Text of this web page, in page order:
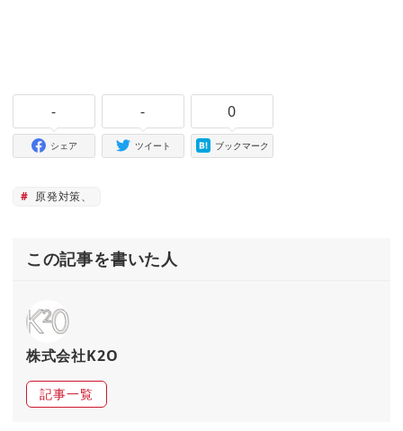
-
シェア
-
ツイート
0
ブックマーク
原発対策、
この記事を書いた人
株式会社K2O
記事一覧